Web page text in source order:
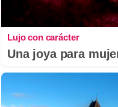
Lujo con carácter
Una joya para